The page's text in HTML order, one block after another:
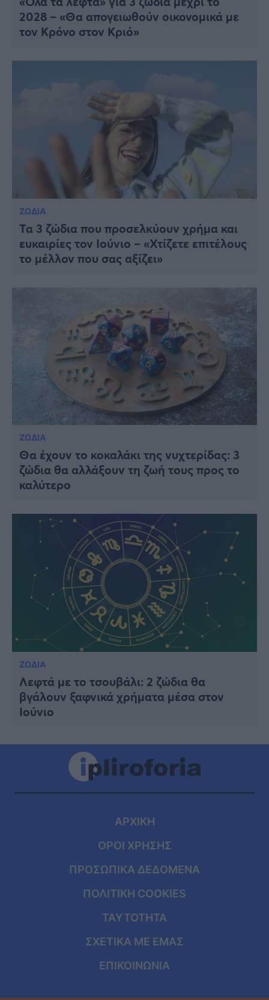
2028 – «Θα απογειωθούν οικονομικά με
τον Κρόνο στον Κριό»
ΖΩΔΙΑ
Τα 3 ζώδια που προσελκύουν χρήμα και
ευκαιρίες τον Ιούνιο – «Χτίζετε επιτέλους
το μέλλον που σας αξίζει»
ΖΩΔΙΑ
Θα έχουν το κοκαλάκι της νυχτερίδας: 3
ζώδια θα αλλάξουν τη ζωή τους προς το
καλύτερο
ΖΩΔΙΑ
Λεφτά με το τσουβάλι: 2 ζώδια θα
βγάλουν ξαφνικά χρήματα μέσα στον
Ιούνιο
ΑΡΧΙΚΗ
ΟΡΟΙ ΧΡΗΣΗΣ
ΠΡΟΣΩΠΙΚΑ ΔΕΔΟΜΕΝΑ
ΠΟΛΙΤΙΚΗ COOKIES
ΤΑΥΤΟΤΗΤΑ
ΣΧΕΤΙΚΑ ΜΕ ΕΜΑΣ
ΕΠΙΚΟΙΝΩΝΙΑ